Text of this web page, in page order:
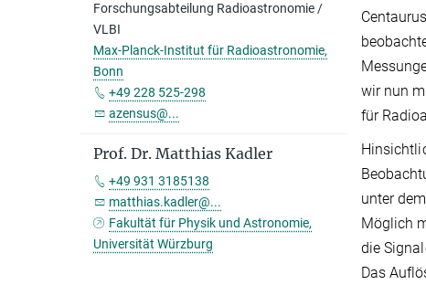
wir nun
für
unter
Möglich
die
Das
Forschungsabteilung Radioastronomie /
VLBI
Max-Planck-Institut für Radioastronomie,
Bonn
+49 228 525-298
azensus@...
Prof. Dr. Matthias Kadler
+49 931 3185138
matthias.kadler@...
Fakultät für Physik und Astronomie,
Universität Würzburg